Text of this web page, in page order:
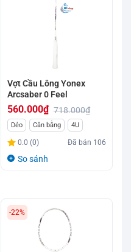
Vợt Cầu Lông Yonex
Arcsaber 0 Feel
718.000₫
Giá
gốc
là:
560.000₫
Giá
hiện
tại
Dẻo Cân bằng 4U
0.0 (0) Đã bán 106
So sánh
-22%